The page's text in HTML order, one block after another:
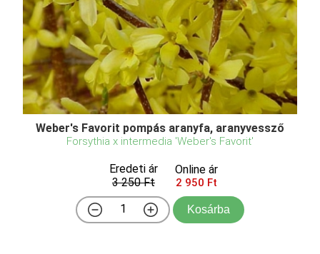
Weber's Favorit pompás aranyfa, aranyvessző
Forsythia x intermedia 'Weber's Favorit'
Eredeti ár
3 250 Ft
Online ár
2 950 Ft
Kosárba